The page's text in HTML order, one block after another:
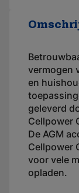
vermogen
en
geleverd
Cellpower
De AGM
Cellpower
voor vele
opladen.